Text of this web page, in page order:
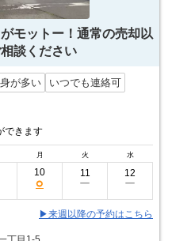
モットー！通常の売却以
談ください
が多い
いつでも連絡可
できます
月 火 水
10
○
11
ー
12
ー
▶来週以降の予約はこちら